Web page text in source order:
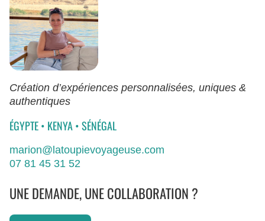
Création d’expériences personnalisées, uniques &
authentiques
ÉGYPTE• KENYA•SÉNÉGAL
marion@latoupievoyageuse.com
07 81 45 31 52
UNE DEMANDE, UNE COLLABORATION ?